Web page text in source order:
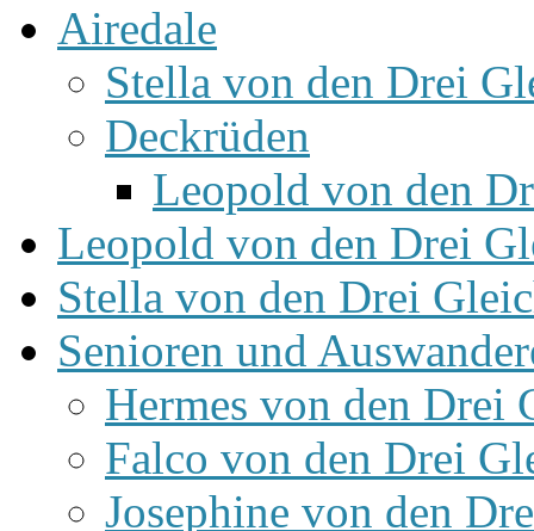
Airedale
Stella von den Drei
Deckrüden
Leopold von den
Leopold von den Drei
Stella von den Drei
Senioren und
Hermes von den Drei
Falco von den Drei
Josephine von den